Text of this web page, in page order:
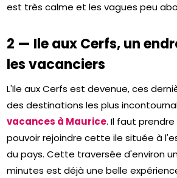
est très calme et les vagues peu
2 — Ile aux Cerfs, un
les vacanciers
L'Ile aux Cerfs est devenue, ces
des destinations les plus
vacances à Maurice. Il faut
pouvoir rejoindre cette ile située à
du pays. Cette traversée d'environ
minutes est déjà une belle